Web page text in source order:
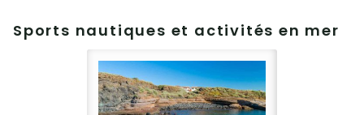
Sports nautiques et activités en mer